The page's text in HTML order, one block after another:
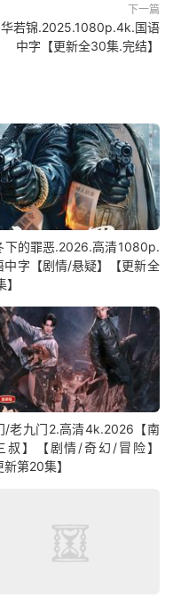
下一篇
若锦.2025.1080p.4k.国语
中字【更新全30集.完结】
下的罪恶.2026.高清1080p.
中字【剧情/悬疑】【更新全
/老九门2.高清4k.2026【南
叔】【剧情/奇幻/冒险】
新第20集】